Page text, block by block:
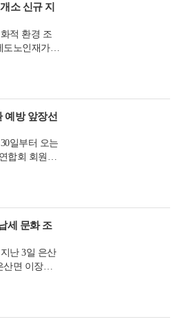
소 신규 지
적 환경 조
노인재가복
예방 앞장선
일부터 오는
합회 회원을
세 문화 조
난 3일 은산
산면 이장단